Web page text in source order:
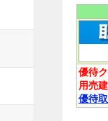
優待
用売
優待